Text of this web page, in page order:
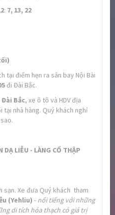
: 7, 13, 22
VIÊN
tại điểm hẹn ra sân bay Nội Bài
đi Đài Bắc.
Đài Bắc, xe ô tô và HDV địa
nhà hàng. Quý khách nghỉ
DẠ LIỄU - LÀNG CỔ THẬP
sạn. Xe đưa Quý khách tham
(Yehliu) - nổi tiếng với những
di tích hóa thạch có giá trị